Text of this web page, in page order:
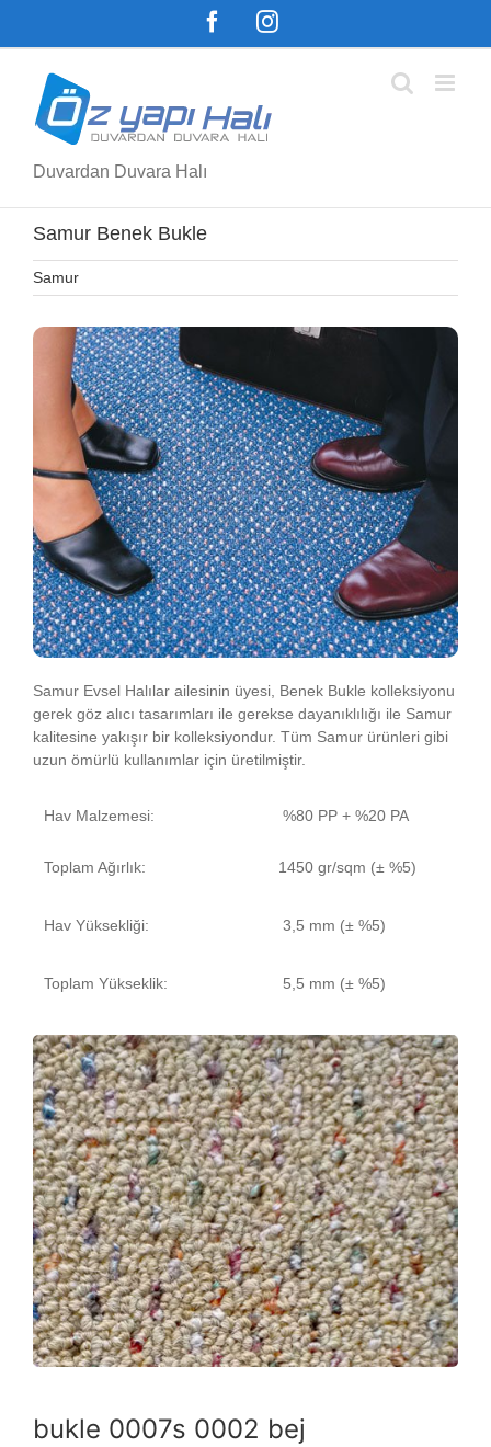
FacebookInstagram
Duvardan Duvara Halı
Samur Benek Bukle
Samur
Samur Evsel Halılar ailesinin üyesi, Benek Bukle kolleksiyonu
gerek göz alıcı tasarımları ile gerekse dayanıklılığı ile Samur
kalitesine yakışır bir kolleksiyondur. Tüm Samur ürünleri gibi
uzun ömürlü kullanımlar için üretilmiştir.
Hav Malzemesi: %80 PP + %20 PA
Toplam Ağırlık: 1450 gr/sqm (± %5)
Hav Yüksekliği: 3,5 mm (± %5)
Toplam Yükseklik: 5,5 mm (± %5)
bukle 0007s 0002 bej